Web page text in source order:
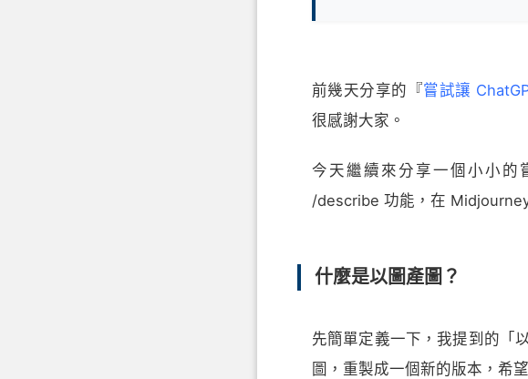
前幾天分享的『嘗試讓
很感謝大家。
今天繼續來分享一個小小的
/describe 功能，在
什麼是以圖產圖？
先簡單定義一下，我提到的「
圖，重製成一個新的版本，希